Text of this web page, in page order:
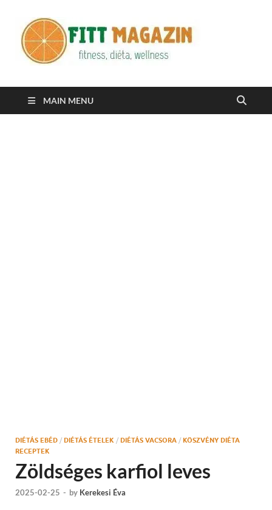
MAIN MENU
DIÉTÁS EBÉD / DIÉTÁS ÉTELEK / DIÉTÁS VACSORA / KÖSZVÉNY DIÉTA
RECEPTEK
Zöldséges karfiol leves
2025-02-25 - by Kerekesi Éva